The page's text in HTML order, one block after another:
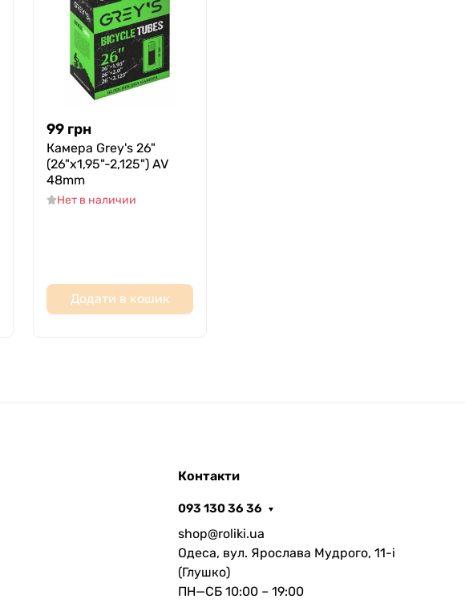
99 грн
Камера Grey's 26"
(26"x1,95"-2,125") AV
48mm
Нет в наличии
Додати в кошик
Контакти
093 130 36 36
shop@roliki.ua
Одеса, вул. Ярослава Мудрого, 11-i
(Глушко)
ПН—СБ 10:00 – 19:00